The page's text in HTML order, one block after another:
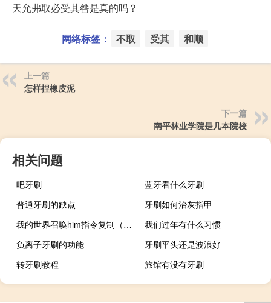
天允弗取必受其咎是真的吗？
网络标签： 不取 受其 和顺
上一篇
怎样捏橡皮泥
下一篇
南平林业学院是几本院校
相关问题
吧牙刷
蓝牙看什么牙刷
普通牙刷的缺点
牙刷如何治灰指甲
我的世界召唤him指令复制（我的世界召唤him指令）
我们过年有什么习惯
负离子牙刷的功能
牙刷平头还是波浪好
转牙刷教程
旅馆有没有牙刷